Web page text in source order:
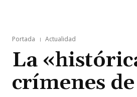
Portada Actualidad
La
crímenes